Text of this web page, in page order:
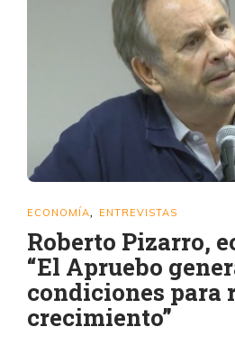
ECONOMÍA ENTREVISTAS
Roberto Pizarro,
“El Apruebo
condiciones para
crecimiento”